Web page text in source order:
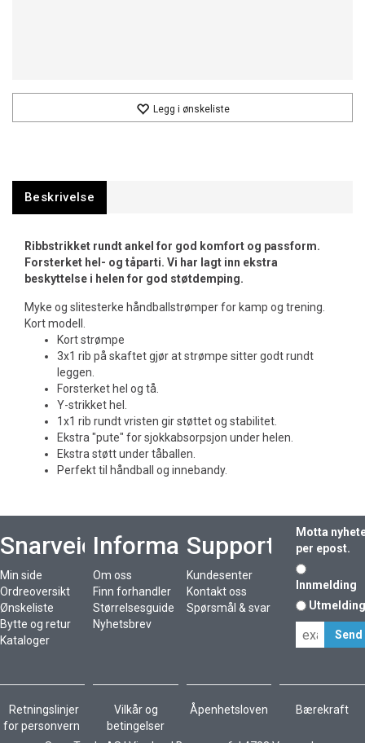
Legg i ønskeliste
Beskrivelse
Ribbstrikket rundt ankel for god komfort og passform.
Forsterket hel- og tåparti. Vi har lagt inn ekstra
beskyttelse i helen for god støtdemping.
Myke og slitesterke håndballstrømper for kamp og trening.
Kort modell.
Kort strømpe
3x1 rib på skaftet gjør at strømpe sitter godt rundt
leggen.
Forsterket hel og tå.
Y-strikket hel.
1x1 rib rundt vristen gir støttet og stabilitet.
Ekstra "pute" for sjokkabsorpsjon under helen.
Ekstra støtt under tåballen.
Perfekt til håndball og innebandy.
Snarveier
Min side
Ordreoversikt
Ønskeliste
Bytte og retur
Kataloger
Informasjon
Om oss
Finn forhandler
Størrelsesguide
Nyhetsbrev
Support
Kundesenter
Kontakt oss
Spørsmål & svar
Motta
per epost.
Innmelding
Retningslinjer
for personvern
Vilkår og
betingelser
Åpenhetsloven Bærekraft